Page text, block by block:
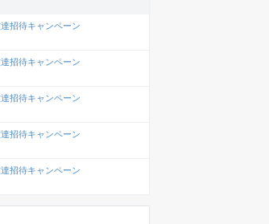
招待キャンペーン
招待キャンペーン
招待キャンペーン
招待キャンペーン
招待キャンペーン